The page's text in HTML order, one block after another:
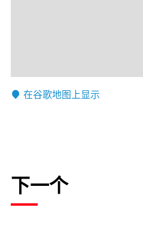
在谷歌地图上显示
下一个